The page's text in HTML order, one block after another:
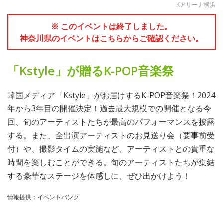
Kアリーナ横浜
※ このイベントは終了しました。
神奈川県のイベントはこちらからご確認ください。
「Kstyle」が贈るK-POP音楽祭
韓国メディア「Kstyle」がお届けするK-POP音楽祭！2024
年から3年目の開催決定！過去最大規模での開催となる今
回、旬のアーティストたちが最高のパフォーマンスを披露
する。また、全出演アーティストのお見送り会（要事前受
付）や、撮影タイムの実施など、アーティストとの貴重な
時間を楽しむことができる。旬のアーティストたちが集結
する豪華なステージを体感しに、ぜひ出かけよう！
情報提供：イベントバンク